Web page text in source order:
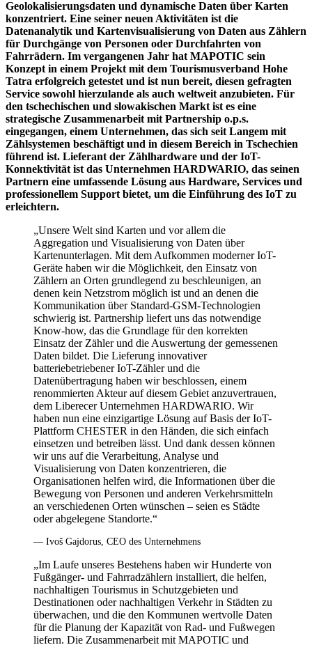
Geolokalisierungsdaten und dynamische Daten über Karten
konzentriert. Eine seiner neuen Aktivitäten ist die
Datenanalytik und Kartenvisualisierung von Daten aus Zählern
für Durchgänge von Personen oder Durchfahrten von
Fahrrädern. Im vergangenen Jahr hat MAPOTIC sein
Konzept in einem Projekt mit dem Tourismusverband Hohe
Tatra erfolgreich getestet und ist nun bereit, diesen gefragten
Service sowohl hierzulande als auch weltweit anzubieten. Für
den tschechischen und slowakischen Markt ist es eine
strategische Zusammenarbeit mit Partnership o.p.s.
eingegangen, einem Unternehmen, das sich seit Langem mit
Zählsystemen beschäftigt und in diesem Bereich in Tschechien
führend ist. Lieferant der Zählhardware und der IoT-
Konnektivität ist das Unternehmen HARDWARIO, das seinen
Partnern eine umfassende Lösung aus Hardware, Services und
professionellem Support bietet, um die Einführung des IoT zu
erleichtern.
„Unsere Welt sind Karten und vor allem die
Aggregation und Visualisierung von Daten über
Kartenunterlagen. Mit dem Aufkommen moderner IoT-
Geräte haben wir die Möglichkeit, den Einsatz von
Zählern an Orten grundlegend zu beschleunigen, an
denen kein Netzstrom möglich ist und an denen die
Kommunikation über Standard-GSM-Technologien
schwierig ist. Partnership liefert uns das notwendige
Know-how, das die Grundlage für den korrekten
Einsatz der Zähler und die Auswertung der gemessenen
Daten bildet. Die Lieferung innovativer
batteriebetriebener IoT-Zähler und die
Datenübertragung haben wir beschlossen, einem
renommierten Akteur auf diesem Gebiet anzuvertrauen,
dem Liberecer Unternehmen HARDWARIO. Wir
haben nun eine einzigartige Lösung auf Basis der IoT-
Plattform CHESTER in den Händen, die sich einfach
einsetzen und betreiben lässt. Und dank dessen können
wir uns auf die Verarbeitung, Analyse und
Visualisierung von Daten konzentrieren, die
Organisationen helfen wird, die Informationen über die
Bewegung von Personen und anderen Verkehrsmitteln
an verschiedenen Orten wünschen – seien es Städte
oder abgelegene Standorte.“
— Ivoš Gajdorus, CEO des Unternehmens
„Im Laufe unseres Bestehens haben wir Hunderte von
Fußgänger- und Fahrradzählern installiert, die helfen,
nachhaltigen Tourismus in Schutzgebieten und
Destinationen oder nachhaltigen Verkehr in Städten zu
überwachen, und die den Kommunen wertvolle Daten
für die Planung der Kapazität von Rad- und Fußwegen
liefern. Die Zusammenarbeit mit MAPOTIC und